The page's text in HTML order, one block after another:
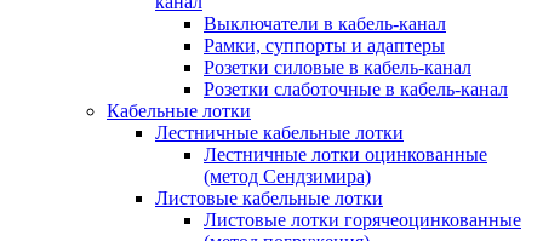
Выключатели в кабель-канал
Рамки, суппорты и адаптеры
Розетки силовые в кабель-канал
Розетки слаботочные в кабель-канал
Кабельные лотки
Лестничные кабельные лотки
Лестничные лотки оцинкованные
(метод Сендзимира)
Листовые кабельные лотки
Листовые лотки горячеоцинкованные